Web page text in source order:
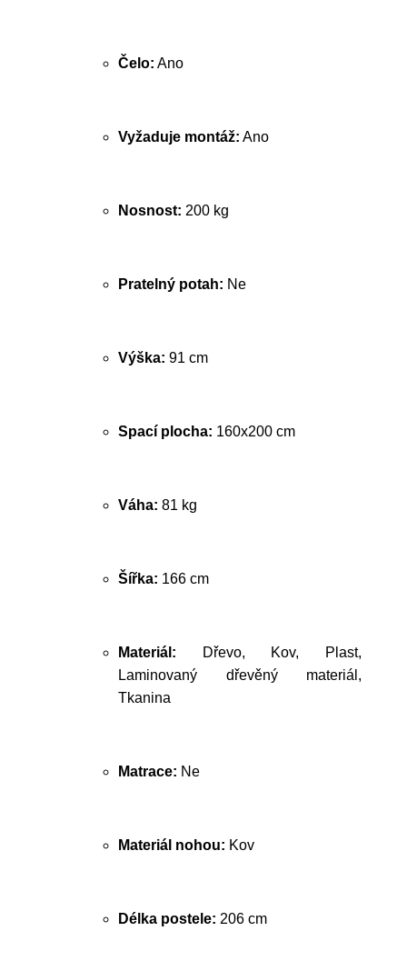
Čelo: Ano
Vyžaduje montáž: Ano
Nosnost: 200 kg
Pratelný potah: Ne
Výška: 91 cm
Spací plocha: 160x200 cm
Váha: 81 kg
Šířka: 166 cm
Materiál: Dřevo, Kov, Plast,
Laminovaný dřevěný materiál,
Tkanina
Matrace: Ne
Materiál nohou: Kov
Délka postele: 206 cm